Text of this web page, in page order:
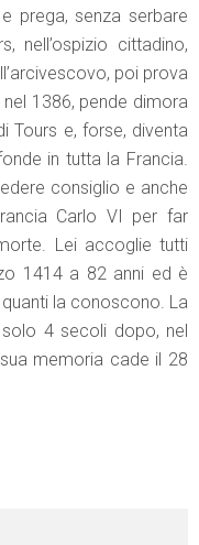
prega, senza serbare
nell’ospizio cittadino,
poi prova
1386, pende dimora
Tours e, forse, diventa
in tutta la Francia.
consiglio e anche
Carlo VI per far
Lei accoglie tutti
1414 a 82 anni ed è
la conoscono. La
4 secoli dopo, nel
memoria cade il 28